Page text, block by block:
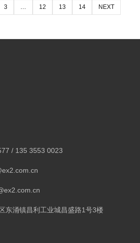
3 … 12 13 14 NEXT
/ 135 3553 0023
东涌镇昌利工业城昌盛路1号3楼